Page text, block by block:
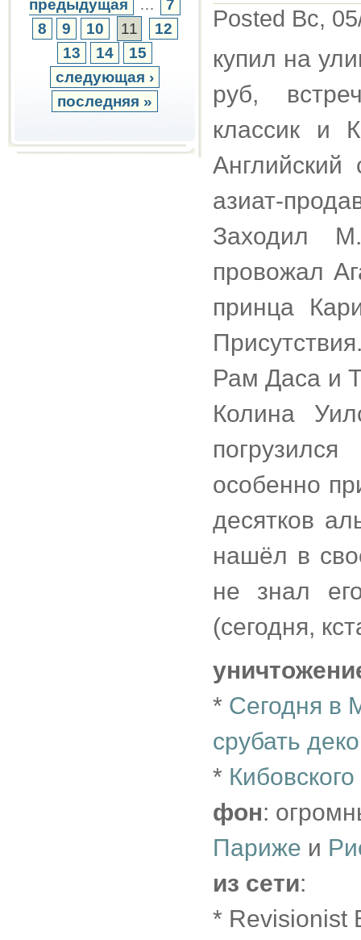
предыдущая …
7
8
9 10 11
12
13
14
15
следующая ›
последняя »
Posted Вс,
купил на
руб,
классик и
азиат-
Заходил
провожал
принца
Рам Даса и
Колина
особенно
десятков
нашёл в
не знал
(сегодня,
* Сегодня в
срубать
*
фон:
Париже и
из сети:
* Revisionist